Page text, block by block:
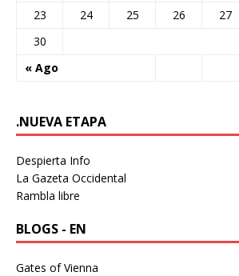
« Ago
23
24 25 26 27
30
.NUEVA ETAPA
Despierta Info
La Gazeta Occidental
Rambla libre
BLOGS - EN
Gates of Vienna